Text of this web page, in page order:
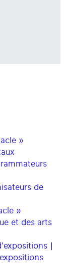
»
de
»
et des arts
|